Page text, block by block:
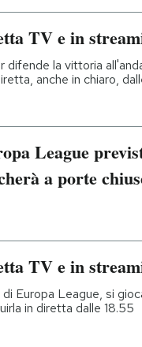
TV e in
la vittoria
anche in chiaro,
League
a porte
TV e in
Europa League, si
in diretta dalle 18.55